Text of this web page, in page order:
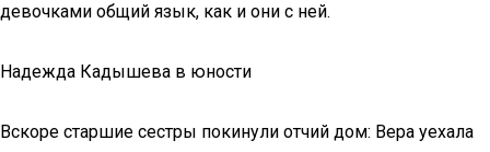
девочками общий язык, как и они с ней.
Надежда Кадышева в юности
Вскоре старшие сестры покинули отчий дом: Вера уехала